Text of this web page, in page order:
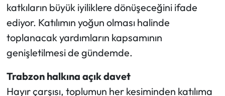
katkıların büyük iyiliklere dönüşeceğini ifade
ediyor. Katılımın yoğun olması halinde
toplanacak yardımların kapsamının
genişletilmesi de gündemde.
Trabzon halkına açık davet
Hayır çarşısı, toplumun her kesiminden katılıma